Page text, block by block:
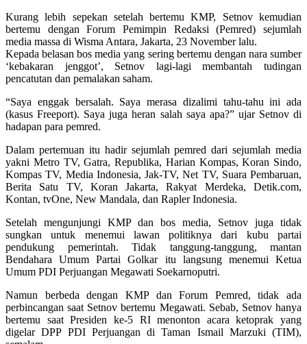
Kurang lebih sepekan setelah bertemu KMP, Setnov kemudian
bertemu dengan Forum Pemimpin Redaksi (Pemred) sejumlah
media massa di Wisma Antara, Jakarta, 23 November lalu.
Kepada belasan bos media yang sering bertemu dengan nara sumber
‘kebakaran jenggot’, Setnov lagi-lagi membantah tudingan
pencatutan dan pemalakan saham.
“Saya enggak bersalah. Saya merasa dizalimi tahu-tahu ini ada
(kasus Freeport). Saya juga heran salah saya apa?” ujar Setnov di
hadapan para pemred.
Dalam pertemuan itu hadir sejumlah pemred dari sejumlah media
yakni Metro TV, Gatra, Republika, Harian Kompas, Koran Sindo,
Kompas TV, Media Indonesia, Jak-TV, Net TV, Suara Pembaruan,
Berita Satu TV, Koran Jakarta, Rakyat Merdeka, Detik.com,
Kontan, tvOne, New Mandala, dan Rapler Indonesia.
Setelah mengunjungi KMP dan bos media, Setnov juga tidak
sungkan untuk menemui lawan politiknya dari kubu partai
pendukung pemerintah. Tidak tanggung-tanggung, mantan
Bendahara Umum Partai Golkar itu langsung menemui Ketua
Umum PDI Perjuangan Megawati Soekarnoputri.
Namun berbeda dengan KMP dan Forum Pemred, tidak ada
perbincangan saat Setnov bertemu Megawati. Sebab, Setnov hanya
bertemu saat Presiden ke-5 RI menonton acara ketoprak yang
digelar DPP PDI Perjuangan di Taman Ismail Marzuki (TIM),